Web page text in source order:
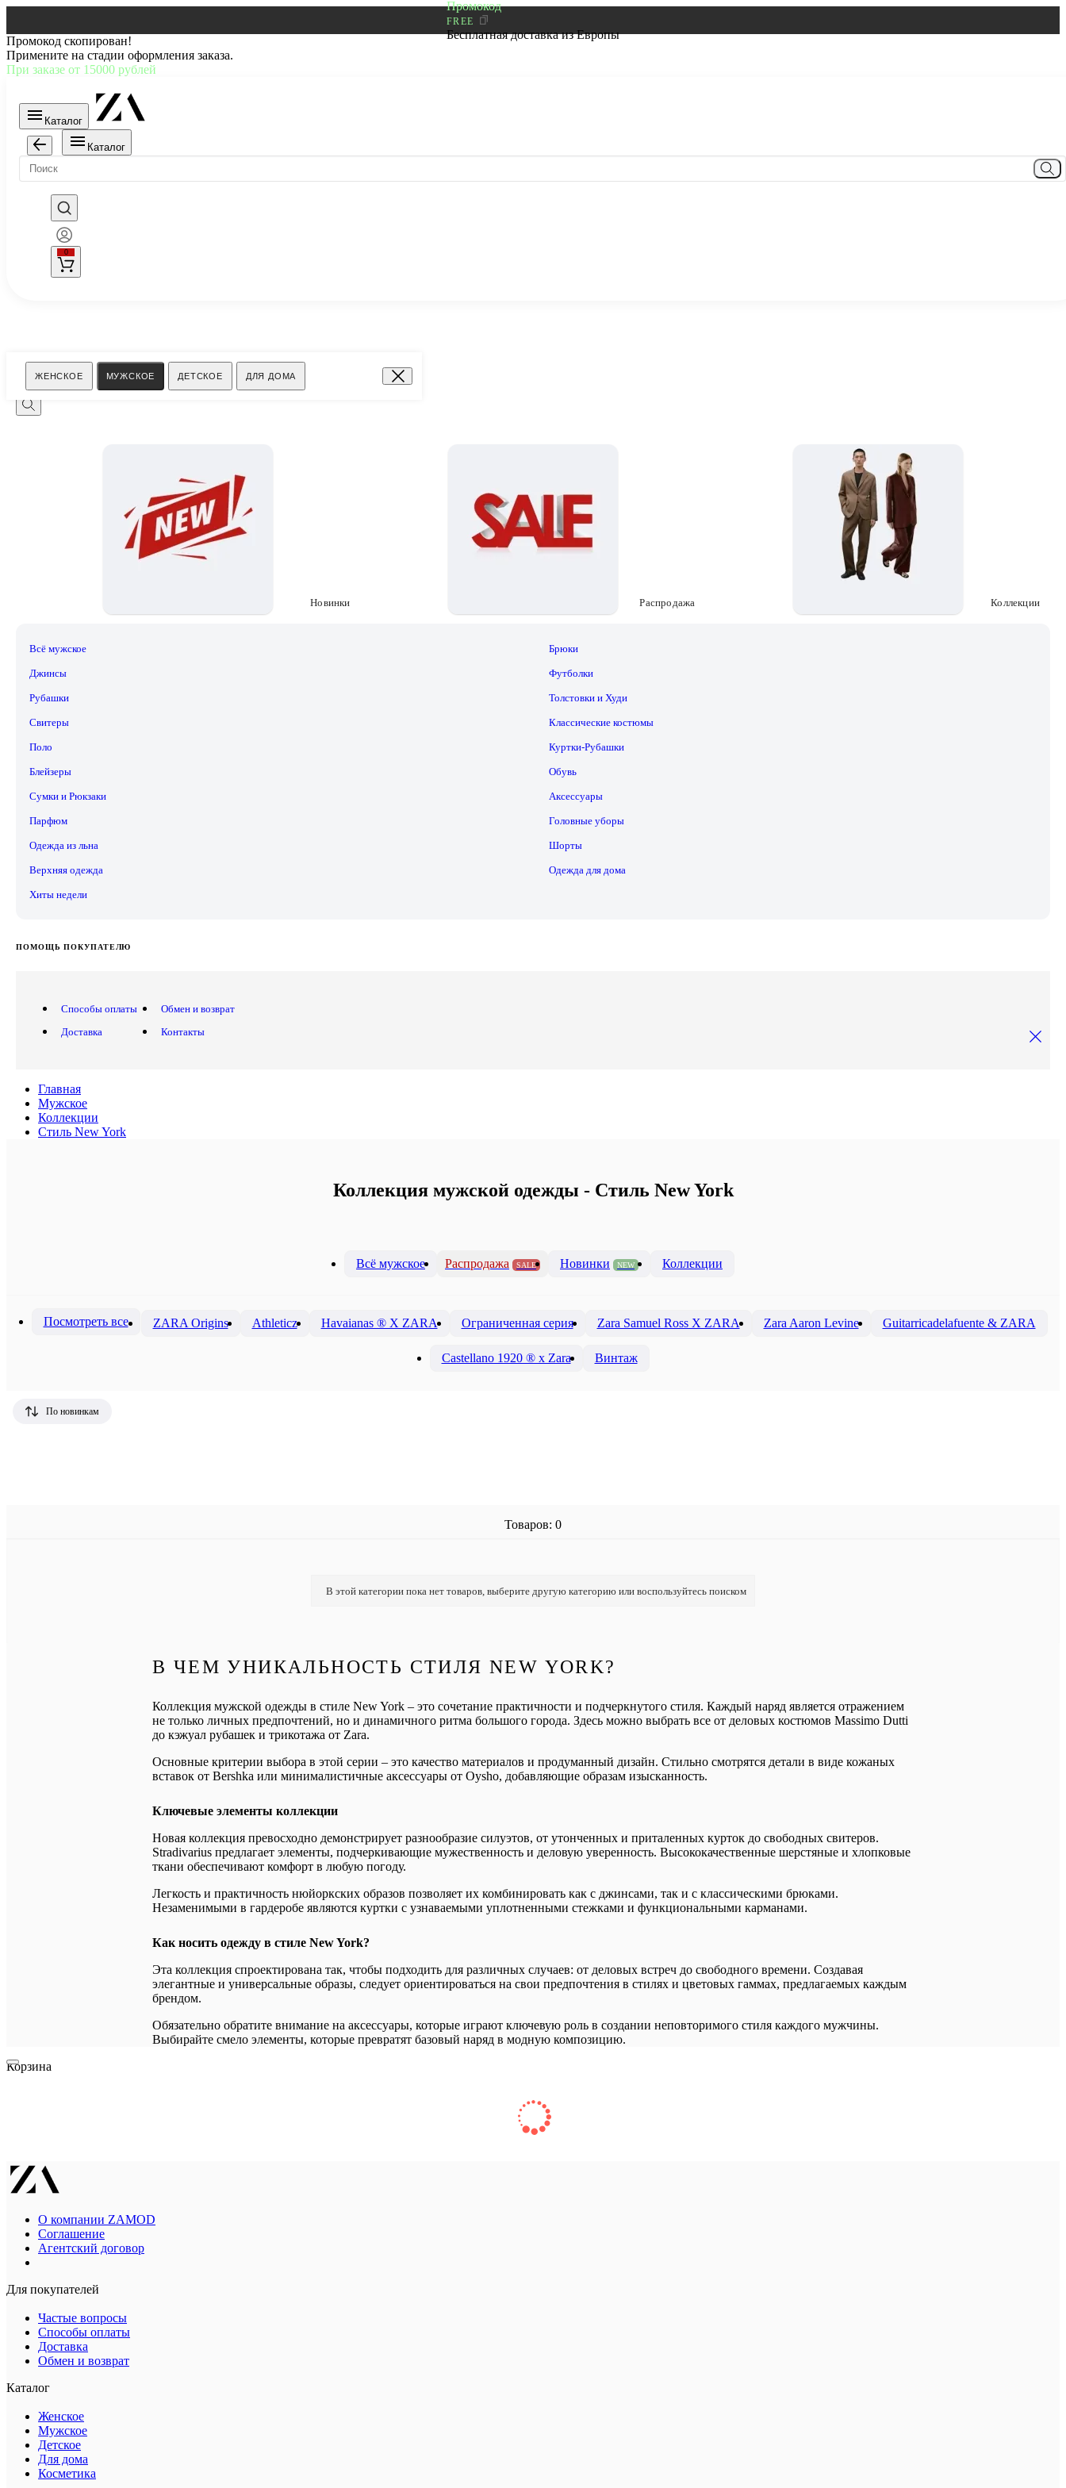
Промокод
FREE
Бесплатная доставка из Европы
Промокод скопирован!
Примените на стадии оформления заказа.
При заказе от 15000 рублей
Каталог
Каталог
0
ЖЕНСКОЕ МУЖСКОЕ ДЕТСКОЕ ДЛЯ ДОМА
Поиск
Новинки Распродажа Коллекции
Всё мужское Брюки
Джинсы Футболки
Рубашки Толстовки и Худи
Свитеры Классические костюмы
Поло Куртки-Рубашки
Блейзеры Обувь
Сумки и Рюкзаки Аксессуары
Парфюм Головные уборы
Одежда из льна Шорты
Верхняя одежда Одежда для дома
Хиты недели
ПОМОЩЬ ПОКУПАТЕЛЮ
Способы оплаты
Доставка
Обмен и возврат
Контакты
Главная
Мужское
Коллекции
Стиль New York
Коллекция мужской одежды - Стиль New York
Всё мужское Распродажа SALE Новинки NEW Коллекции
Посмотреть все ZARA Origins Athleticz Havaianas ® X ZARA Ограниченная серия Zara Samuel Ross X ZARA Zara Aaron Levine Guitarricadelafuente & ZARA
Castellano 1920 ® x Zara Винтаж
Товаров: 0
По новинкам
В этой категории пока нет товаров, выберите другую категорию или воспользуйтесь поиском
В ЧЕМ УНИКАЛЬНОСТЬ СТИЛЯ NEW YORK?
Коллекция мужской одежды в стиле New York – это сочетание практичности и подчеркнутого стиля. Каждый наряд является отражением
не только личных предпочтений, но и динамичного ритма большого города. Здесь можно выбрать все от деловых костюмов Massimo Dutti
до кэжуал рубашек и трикотажа от Zara.
Основные критерии выбора в этой серии – это качество материалов и продуманный дизайн. Стильно смотрятся детали в виде кожаных
вставок от Bershka или минималистичные аксессуары от Oysho, добавляющие образам изысканность.
Ключевые элементы коллекции
Новая коллекция превосходно демонстрирует разнообразие силуэтов, от утонченных и приталенных курток до свободных свитеров.
Stradivarius предлагает элементы, подчеркивающие мужественность и деловую уверенность. Высококачественные шерстяные и хлопковые
ткани обеспечивают комфорт в любую погоду.
Легкость и практичность нюйоркских образов позволяет их комбинировать как с джинсами, так и с классическими брюками.
Незаменимыми в гардеробе являются куртки с узнаваемыми уплотненными стежками и функциональными карманами.
Как носить одежду в стиле New York?
Эта коллекция спроектирована так, чтобы подходить для различных случаев: от деловых встреч до свободного времени. Создавая
элегантные и универсальные образы, следует ориентироваться на свои предпочтения в стилях и цветовых гаммах, предлагаемых каждым
брендом.
Обязательно обратите внимание на аксессуары, которые играют ключевую роль в создании неповторимого стиля каждого мужчины.
Выбирайте смело элементы, которые превратят базовый наряд в модную композицию.
Корзина
О компании ZAMOD
Соглашение
Агентский договор
Для покупателей
Частые вопросы
Способы оплаты
Доставка
Обмен и возврат
Каталог
Женское
Мужское
Детское
Для дома
Косметика